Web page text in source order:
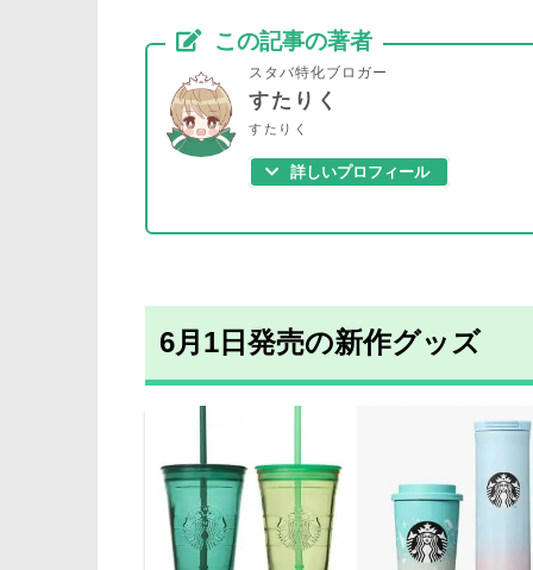
この記事の著者
スタバ特化ブロガー
すたりく
すたりく
詳しいプロフィール
6月1日発売の新作グッズ